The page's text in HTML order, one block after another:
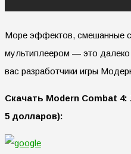
Море эффектов, смешанные
мультиплеером — это далеко
вас разработчики игры
Скачать Modern Combat 4:
5 долларов):